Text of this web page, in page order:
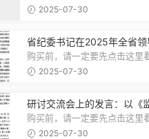
注，精彩模板每天推送预览结
2025-07-30
省纪委书记在2025年全省领
上的讲话.1
购买前，请一定要先点击这里
注，精彩模板每天推送预览结
2025-07-30
研讨交流会上的发言：以《
为纲,推动巡察工作高质量发
购买前，请一定要先点击这里
注，精彩模板每天推送预览结
2025-07-30